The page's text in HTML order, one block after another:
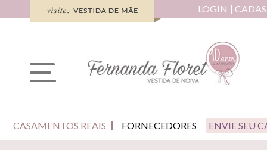
LOGIN
CASAMENTOS REAIS FORNECEDORES ENVIE SEU